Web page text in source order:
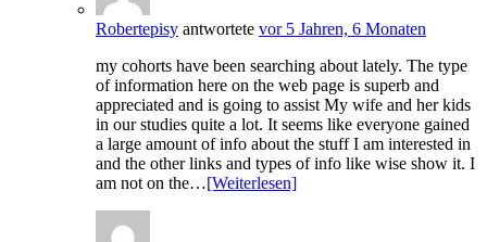
Robertepisy antwortete vor 5 Jahren, 6 Monaten
my cohorts have been searching about lately. The type
of information here on the web page is superb and
appreciated and is going to assist My wife and her kids
in our studies quite a lot. It seems like everyone gained
a large amount of info about the stuff I am interested in
and the other links and types of info like wise show it. I
am not on the…[Weiterlesen]